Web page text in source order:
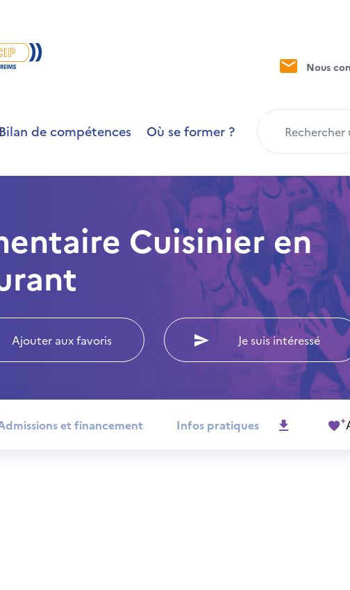
Nous
Bilan de compétences Où se former ?
Cuisinier en
Ajouter aux favoris Je suis intéressé
et financement Infos pratiques